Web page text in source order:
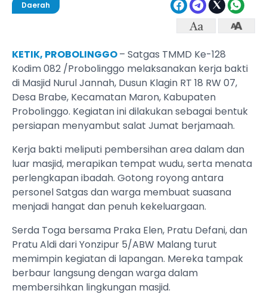
Daerah
KETIK, PROBOLINGGO– Satgas TMMD Ke-128
Kodim 082 /Probolinggo melaksanakan kerja bakti
di Masjid Nurul Jannah, Dusun Klagin RT 18 RW 07,
Desa Brabe, Kecamatan Maron, Kabupaten
Probolinggo. Kegiatan ini dilakukan sebagai bentuk
persiapan menyambut salat Jumat berjamaah.
Kerja bakti meliputi pembersihan area dalam dan
luar masjid, merapikan tempat wudu, serta menata
perlengkapan ibadah. Gotong royong antara
personel Satgas dan warga membuat suasana
menjadi hangat dan penuh kekeluargaan.
Serda Toga bersama Praka Elen, Pratu Defani, dan
Pratu Aldi dari Yonzipur 5/ABW Malang turut
memimpin kegiatan di lapangan. Mereka tampak
berbaur langsung dengan warga dalam
membersihkan lingkungan masjid.